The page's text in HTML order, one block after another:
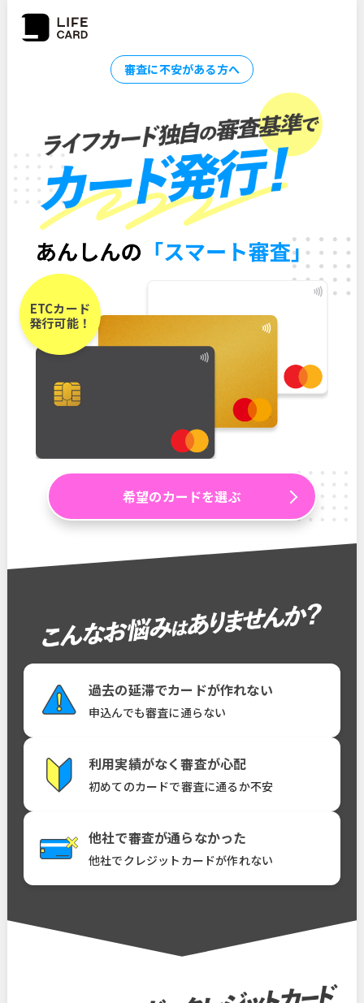
審査に不安がある方へ
ETCカード
発行可能！
希望のカードを選ぶ
過去の延滞でカードが作れない
申込んでも審査に通らない
利用実績がなく審査が心配
初めてのカードで審査に通るか不安
他社で審査が通らなかった
他社でクレジットカードが作れない